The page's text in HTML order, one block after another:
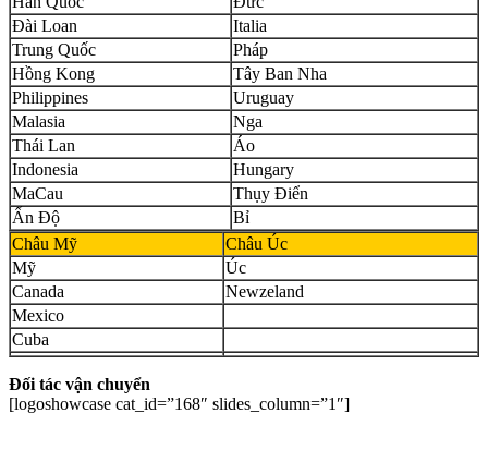
Đài Loan
Italia
Trung Quốc
Pháp
Hồng Kong
Tây Ban Nha
Philippines
Uruguay
Malasia
Nga
Thái Lan
Áo
Indonesia
Hungary
MaCau
Thụy Điển
Ấn Độ
Bỉ
Châu Mỹ
Châu Úc
Mỹ
Úc
Canada
Newzeland
Mexico
Cuba
Đối tác vận chuyển
[logoshowcase cat_id=”168″ slides_column=”1″]